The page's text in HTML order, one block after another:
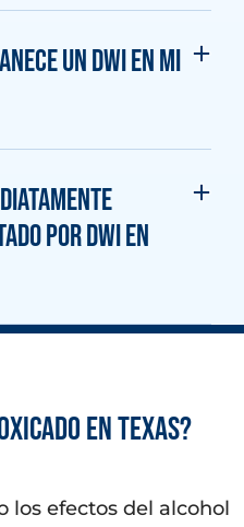
un DWI en mi
por DWI en
en Texas?
los efectos del alcohol